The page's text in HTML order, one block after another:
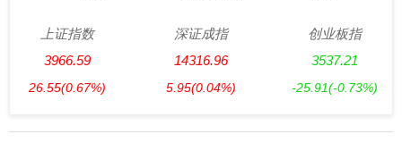
上证指数
3966.59
26.55(0.67%)
深证成指
14316.96
5.95(0.04%)
创业板指
3537.21
-25.91(-0.73%)